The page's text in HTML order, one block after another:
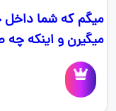
میگم که شما داخل
میگیرن و اینکه